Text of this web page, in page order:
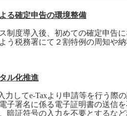
る確定申告の環境整備
制度導入後、初めての確定申告
う税務署にて２割特例の周知や
ル化推進
力してe-Taxより申請等を行う際
子署名に係る電子証明書の送信
暗証符号の入力を不要とするな